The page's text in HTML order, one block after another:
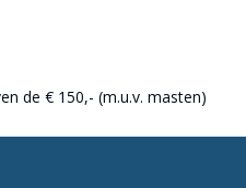
de € 150,- (m.u.v. masten)